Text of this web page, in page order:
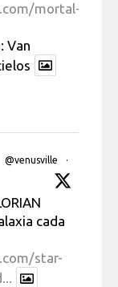
mortal-
Van
@venusville
·
cada
star-